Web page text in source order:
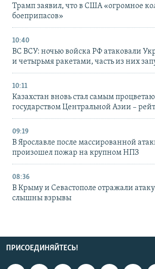
Трамп заявил, что в США «огромное
боеприпасов»
10:40
ВС ВСУ: ночью войска РФ атаковали
и четырьмя ракетами, часть из них
10:11
Казахстан вновь стал самым
государством Центральной Азии –
09:19
В Ярославле после массированной
произошел пожар на крупном НПЗ
08:36
В Крыму и Севастополе отражали
слышны взрывы
ПРИСОЕДИНЯЙТЕСЬ!